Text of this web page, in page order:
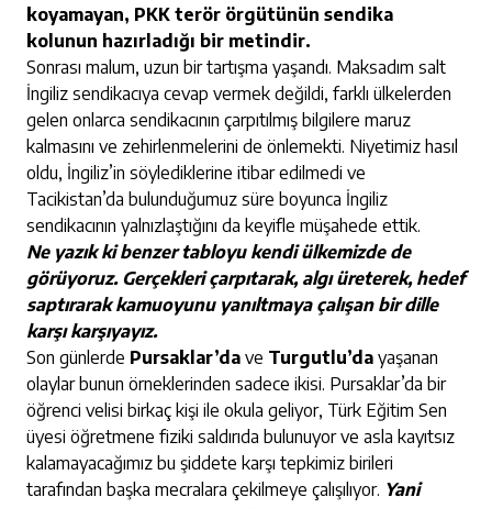
koyamayan, PKK terör örgütünün sendika
kolunun hazırladığı bir metindir.
Sonrası malum, uzun bir tartışma yaşandı. Maksadım salt
İngiliz sendikacıya cevap vermek değildi, farklı ülkelerden
gelen onlarca sendikacının çarpıtılmış bilgilere maruz
kalmasını ve zehirlenmelerini de önlemekti. Niyetimiz hasıl
oldu, İngiliz’in söylediklerine itibar edilmedi ve
Tacikistan’da bulunduğumuz süre boyunca İngiliz
sendikacının yalnızlaştığını da keyifle müşahede ettik.
Ne yazık ki benzer tabloyu kendi ülkemizde de
görüyoruz. Gerçekleri çarpıtarak, algı üreterek, hedef
saptırarak kamuoyunu yanıltmaya çalışan bir dille
karşı karşıyayız.
Son günlerde Pursaklar’da ve Turgutlu’da yaşanan
olaylar bunun örneklerinden sadece ikisi. Pursaklar’da bir
öğrenci velisi birkaç kişi ile okula geliyor, Türk Eğitim Sen
üyesi öğretmene fiziki saldırıda bulunuyor ve asla kayıtsız
kalamayacağımız bu şiddete karşı tepkimiz birileri
tarafından başka mecralara çekilmeye çalışılıyor. Yani